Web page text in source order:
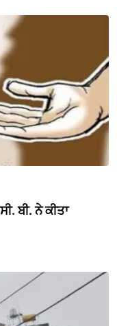
ਬੀ. ਨੇ ਕੀਤਾ